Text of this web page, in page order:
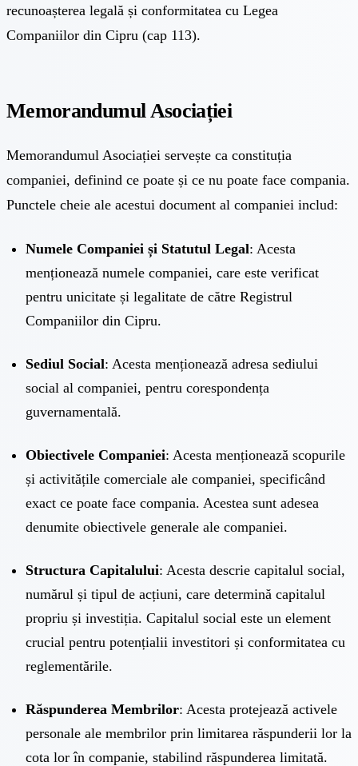
recunoașterea legală și conformitatea cu Legea
Companiilor din Cipru (cap 113).
Memorandumul Asociației
Memorandumul Asociației servește ca constituția
companiei, definind ce poate și ce nu poate face compania.
Punctele cheie ale acestui document al companiei includ:
Numele Companiei și Statutul Legal: Acesta
menționează numele companiei, care este verificat
pentru unicitate și legalitate de către Registrul
Companiilor din Cipru.
Sediul Social: Acesta menționează adresa sediului
social al companiei, pentru corespondența
guvernamentală.
Obiectivele Companiei: Acesta menționează scopurile
și activitățile comerciale ale companiei, specificând
exact ce poate face compania. Acestea sunt adesea
denumite obiectivele generale ale companiei.
Structura Capitalului: Acesta descrie capitalul social,
numărul și tipul de acțiuni, care determină capitalul
propriu și investiția. Capitalul social este un element
crucial pentru potențialii investitori și conformitatea cu
reglementările.
Răspunderea Membrilor: Acesta protejează activele
personale ale membrilor prin limitarea răspunderii lor la
cota lor în companie, stabilind răspunderea limitată.